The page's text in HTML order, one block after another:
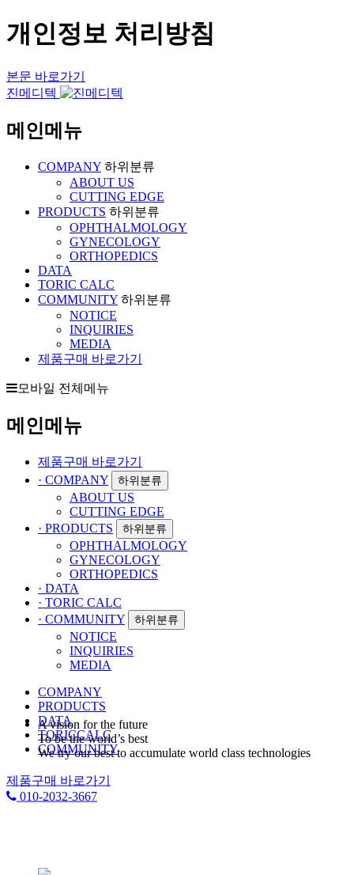
개인정보 처리방침
본문 바로가기
진메디텍
메인메뉴
COMPANY 하위분류
ABOUT US
CUTTING EDGE
PRODUCTS 하위분류
OPHTHALMOLOGY
GYNECOLOGY
ORTHOPEDICS
DATA
TORIC CALC
COMMUNITY 하위분류
NOTICE
INQUIRIES
MEDIA
제품구매 바로가기
모바일 전체메뉴
메인메뉴
제품구매 바로가기
· COMPANY
하위분류
ABOUT US
CUTTING EDGE
· PRODUCTS
하위분류
OPHTHALMOLOGY
GYNECOLOGY
ORTHOPEDICS
· DATA
· TORIC CALC
· COMMUNITY
하위분류
NOTICE
INQUIRIES
MEDIA
COMPANY
PRODUCTS
DATA
TORICCALC
COMMUNITY
A vision for the future
To be the world’s best
We try our best to accumulate world class technologies
제품구매 바로가기
010-2032-3667